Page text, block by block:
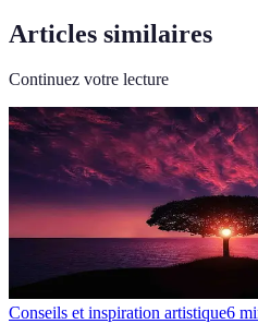
Articles similaires
Continuez votre lecture
Conseils et inspiration artistique6